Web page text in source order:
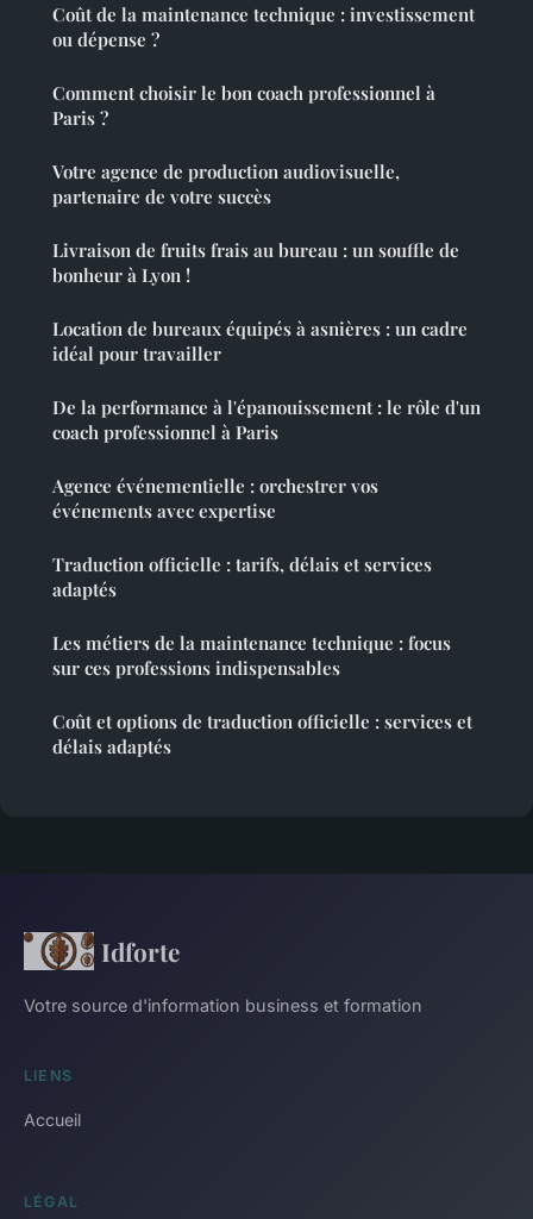
Coût de la maintenance technique : investissement
ou dépense ?
Comment choisir le bon coach professionnel à
Paris ?
Votre agence de production audiovisuelle,
partenaire de votre succès
Livraison de fruits frais au bureau : un souffle de
bonheur à Lyon !
Location de bureaux équipés à asnières : un cadre
idéal pour travailler
De la performance à l'épanouissement : le rôle d'un
coach professionnel à Paris
Agence événementielle : orchestrer vos
événements avec expertise
Traduction officielle : tarifs, délais et services
adaptés
Les métiers de la maintenance technique : focus
sur ces professions indispensables
Coût et options de traduction officielle : services et
délais adaptés
Idforte
Votre source d'information business et formation
LIENS
Accueil
LÉGAL